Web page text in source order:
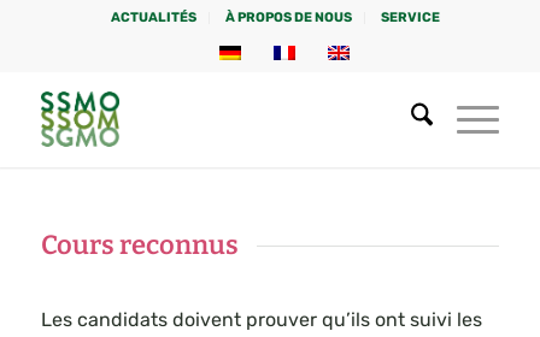
ACTUALITÉS À PROPOS DE NOUS SERVICE
Cours reconnus
Les candidats doivent prouver qu’ils ont suivi les